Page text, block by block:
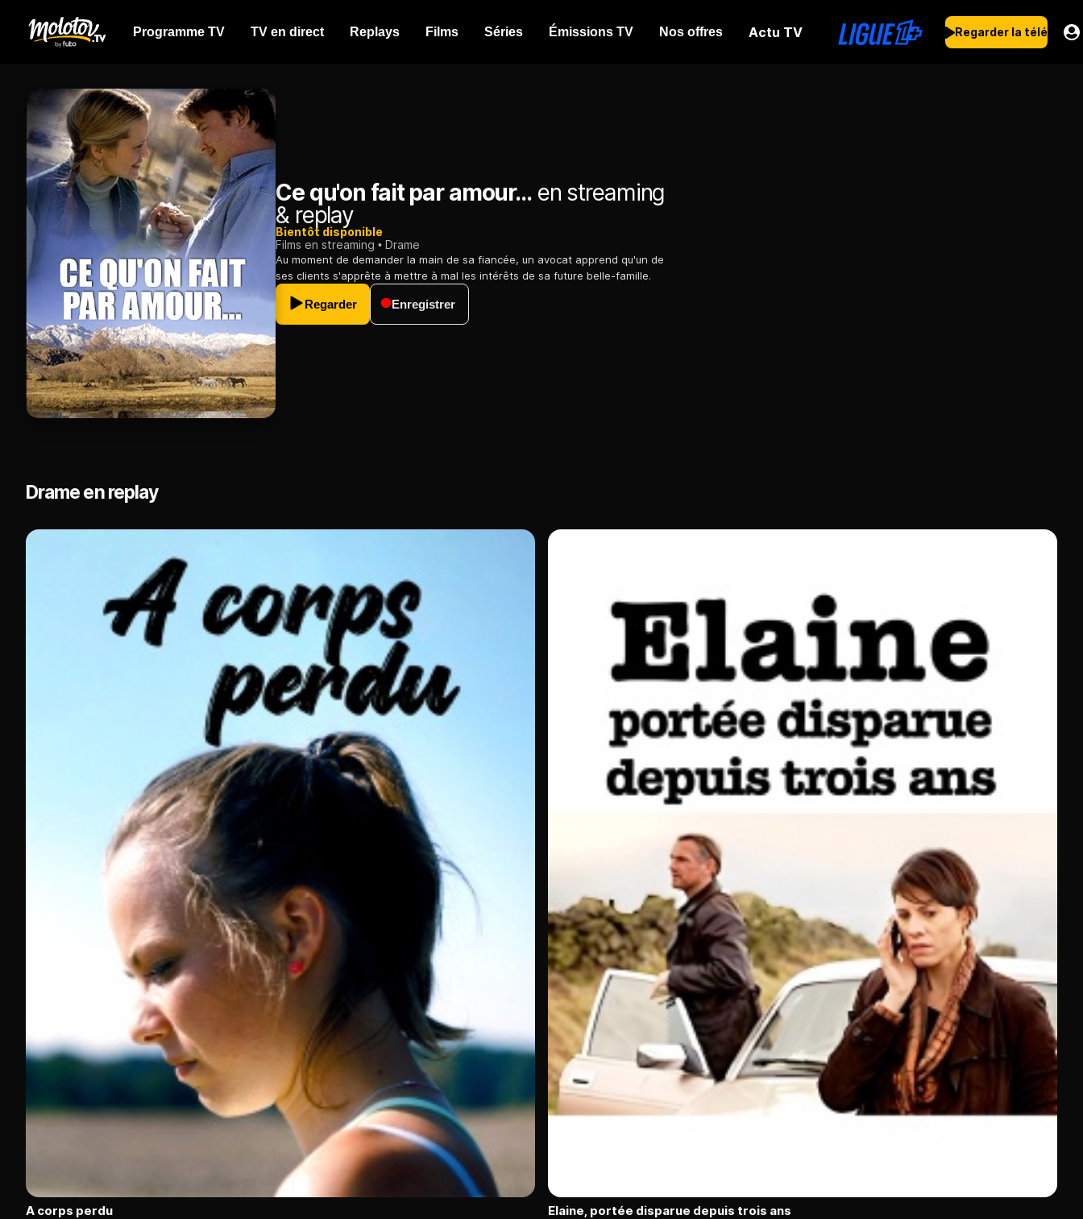
Programme TV TV en direct Replays Films Séries Émissions TV Nos offres Actu TV Regarder la télé
Ce qu'on fait par amour...en streaming
& replay
Bientôt disponible
Films en streaming
Drame
Au moment de demander la main de sa fiancée, un avocat apprend qu'un de
ses clients s'apprête à mettre à mal les intérêts de sa future belle-famille.
Regarder Enregistrer
Drame en replay
A corps perdu Elaine, portée disparue depuis trois ans